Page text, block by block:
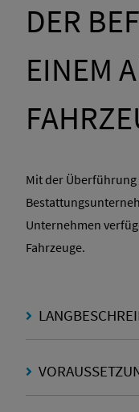
DER
EINEM
Mit der
Unternehmen
Fahrzeuge.